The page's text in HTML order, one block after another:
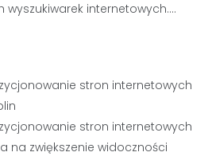
wyszukiwarek internetowych.…
stron internetowych
stron internetowych
na zwiększenie widoczności